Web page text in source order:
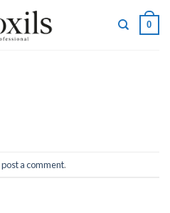
0
post a comment.